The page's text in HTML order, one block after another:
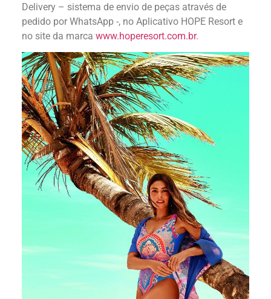
Delivery – sistema de envio de peças através de
pedido por WhatsApp -, no Aplicativo HOPE Resort e
no site da marca www.hoperesort.com.br.